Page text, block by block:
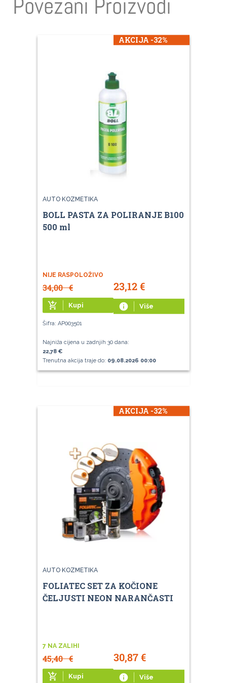
Povezani Proizvodi
AKCIJA -32%
AUTO KOZMETIKA
BOLL PASTA ZA POLIRANJE B100
500 ml
NIJE RASPOLOŽIVO
34,00€ 23,12€
add_shopping_cart Kupi info Više
Šifra: AP003501
Najniža cijena u zadnjih 30 dana:
22,78 €
Trenutna akcija traje do: 09.08.2026 00:00
AKCIJA -32%
AUTO KOZMETIKA
FOLIATEC SET ZA KOČIONE
ČELJUSTI NEON NARANČASTI
7 NA ZALIHI
45,40€ 30,87€
add_shopping_cart Kupi info Više